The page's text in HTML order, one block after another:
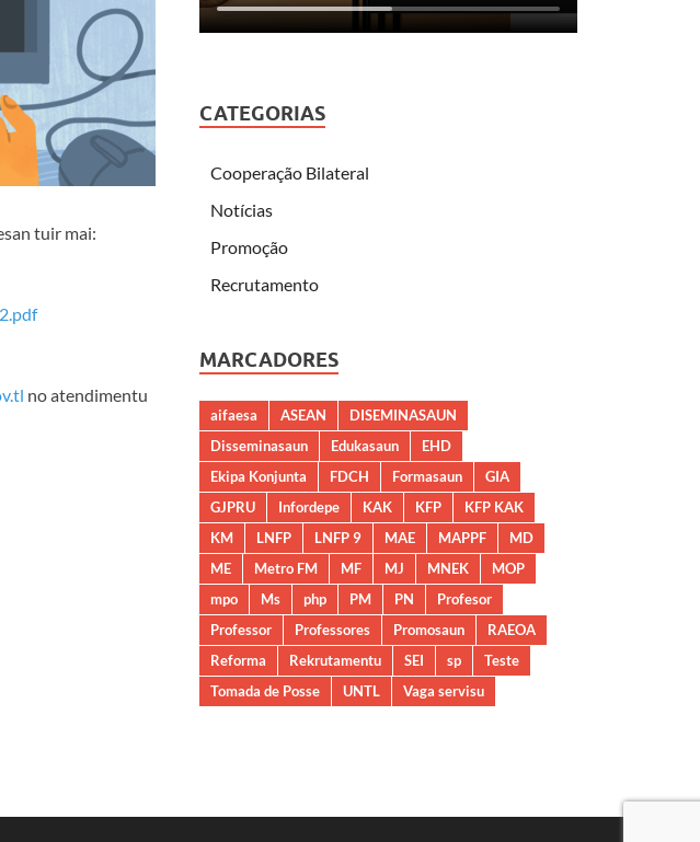
tuir mai:
no atendimentu
CATEGORIAS
Cooperação Bilateral
Notícias
Promoção
Recrutamento
MARCADORES
aifaesa ASEAN
DISEMINASAUN
Disseminasaun
Edukasaun
EHD
Ekipa Konjunta
FDCH Formasaun
GIA
GJPRU
Infordepe KAK KFP
KFP KAK
KM
LNFP LNFP 9 MAE MAPPF
MD
ME
Metro FM MF MJ MNEK
MOP
mpo
Ms php PM PN
Profesor
Professor
Professores Promosaun
RAEOA
Reforma
Rekrutamentu SEI sp
Teste
Tomada de Posse
UNTL Vaga servisu